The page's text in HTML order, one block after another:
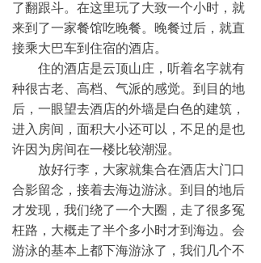
了翻跟斗。在这里玩了大致一个小时，就
来到了一家餐馆吃晚餐。晚餐过后，就直
接乘大巴车到住宿的酒店。
住的酒店是云顶山庄，听着名字就有
种很古老、高档、气派的感觉。到目的地
后，一眼望去酒店的外墙是白色的建筑，
进入房间，面积大小还可以，不足的是也
许因为房间在一楼比较潮湿。
放好行李，大家就集合在酒店大门口
合影留念，接着去海边游泳。到目的地后
才发现，我们绕了一个大圈，走了很多冤
枉路，大概走了半个多小时才到海边。会
游泳的基本上都下海游泳了，我们几个不